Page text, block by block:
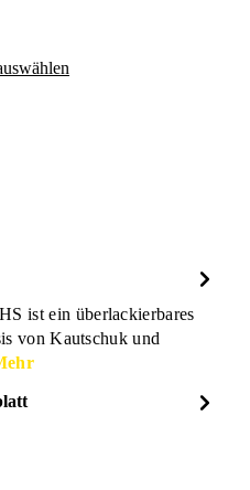
ist ein überlackierbares
von Kautschuk und